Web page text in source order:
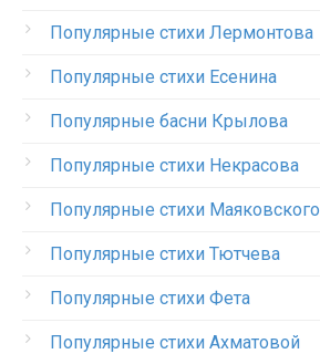
Популярные стихи Лермонтова
Популярные стихи Есенина
Популярные басни Крылова
Популярные стихи Некрасова
Популярные стихи Маяковского
Популярные стихи Тютчева
Популярные стихи Фета
Популярные стихи Ахматовой